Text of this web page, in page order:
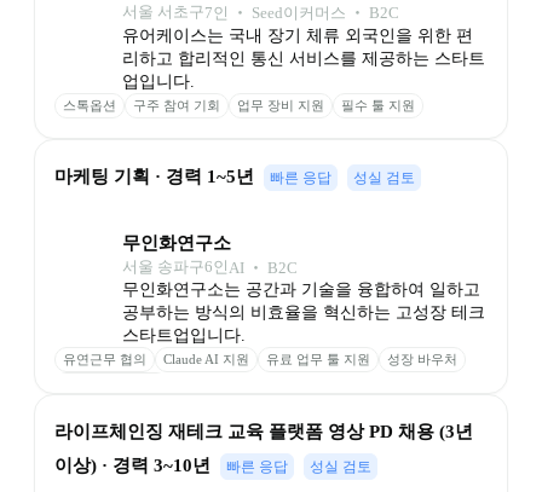
서울 서초구7인 ‧ Seed이커머스 ‧ B2C
유어케이스는 국내 장기 체류 외국인을 위한 편
리하고 합리적인 통신 서비스를 제공하는 스타트
업입니다.
스톡옵션 구주 참여 기회 업무 장비 지원 필수 툴 지원
마케팅 기획 · 경력 1~5년 빠른 응답 성실 검토
무인화연구소
서울 송파구6인 AI ‧ B2C
무인화연구소는 공간과 기술을 융합하여 일하고
공부하는 방식의 비효율을 혁신하는 고성장 테크
스타트업입니다.
유연근무 협의 Claude AI 지원 유료 업무 툴 지원
성장 바우처
라이프체인징 재테크 교육 플랫폼 영상 PD 채용 (3년
이상) · 경력 3~10년
빠른 응답 성실 검토